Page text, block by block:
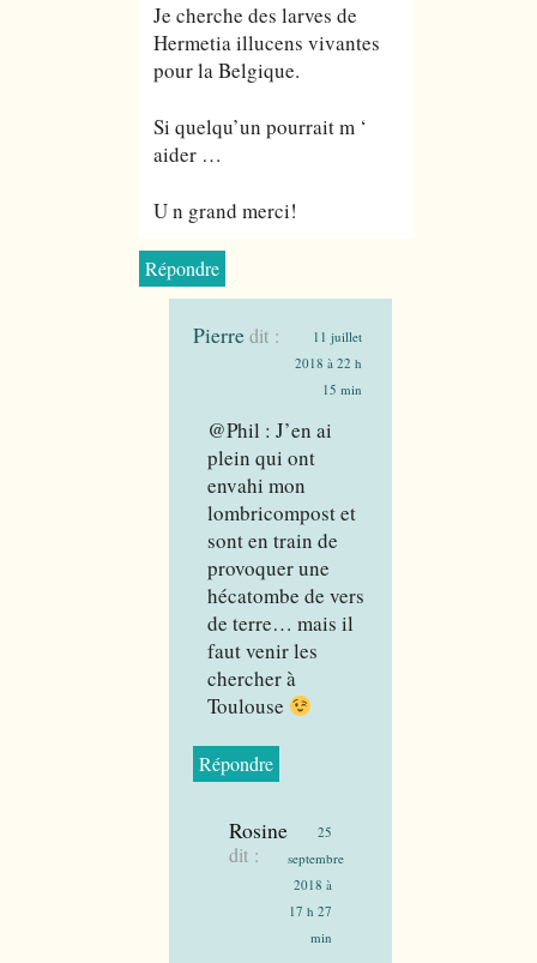
Je cherche des larves de
Hermetia illucens vivantes
pour la Belgique.
Si quelqu’un pourrait m ‘
aider …
U n grand merci!
Répondre
Pierre dit :
11 juillet
2018 à 22 h
15 min
@Phil : J’en ai
plein qui ont
envahi mon
lombricompost et
sont en train de
provoquer une
hécatombe de vers
de terre… mais il
faut venir les
chercher à
Toulouse
Répondre
Rosine
dit :
25
septembre
2018 à
17 h 27
min